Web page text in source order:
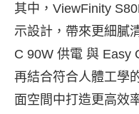
其中，ViewFinity
示設計，帶來更細膩
C 90W 供電 與 Easy
再結合符合人體工學
面空間中打造更高效